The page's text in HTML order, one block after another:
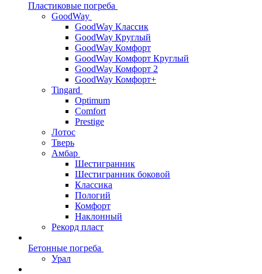
Пластиковые погреба
GoodWay
GoodWay Классик
GoodWay Круглый
GoodWay Комфорт
GoodWay Комфорт Круглый
GoodWay Комфорт 2
GoodWay Комфорт+
Tingard
Optimum
Comfort
Prestige
Лотос
Тверь
Амбар
Шестигранник
Шестигранник боковой
Классика
Пологий
Комфорт
Наклонный
Рекорд пласт
Бетонные погреба
Урал